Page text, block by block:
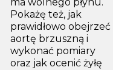
Pokażę też, jak
prawidłowo obejrzeć
aortę brzuszną i
wykonać pomiary
oraz jak ocenić żyłę